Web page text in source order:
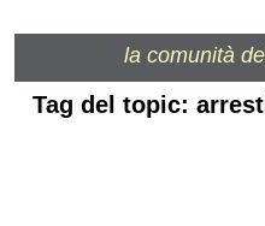
la comunità
Tag del topic: